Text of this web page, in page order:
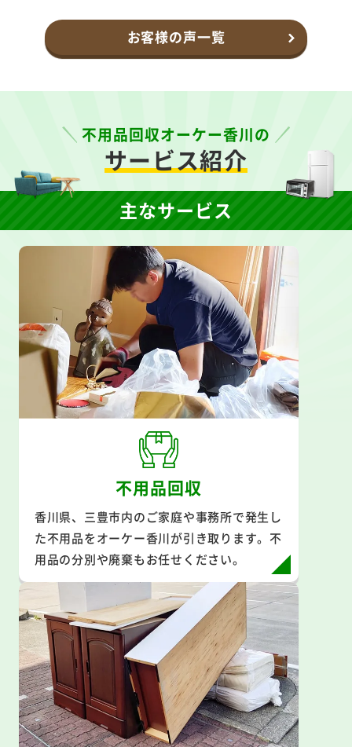
お客様の声一覧
不用品回収オーケー香川の
サービス紹介
主なサービス
不用品回収
香川県、三豊市内のご家庭や事務所で発生し
た不用品をオーケー香川が引き取ります。不
用品の分別や廃棄もお任せください。